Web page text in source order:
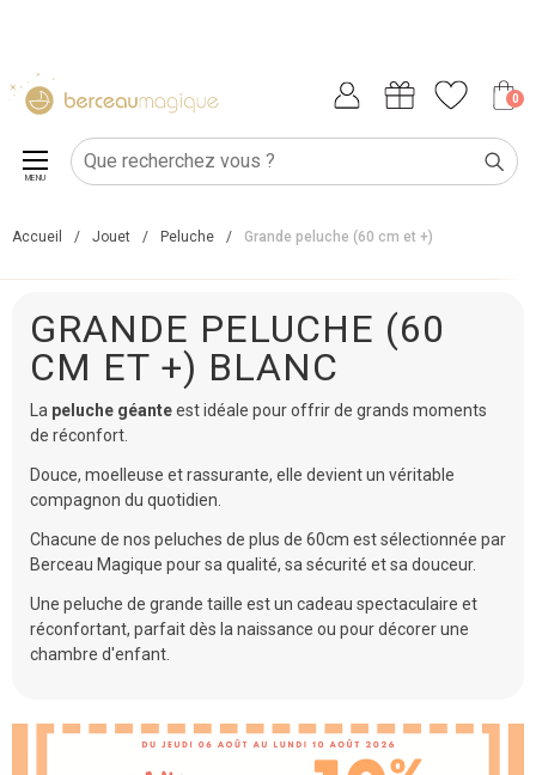
0
MENU
Accueil / Jouet / Peluche / Grande peluche (60 cm et +)
GRANDE PELUCHE (60
CM ET +) BLANC
La peluche géanteest idéale pour offrir de grands moments
de réconfort.
Douce, moelleuse et rassurante, elle devient un véritable
compagnon du quotidien.
Chacune de nos peluches de plus de 60cm est sélectionnée par
Berceau Magique pour sa qualité, sa sécurité et sa douceur.
Une peluche de grande taille est un cadeau spectaculaire et
réconfortant, parfait dès la naissance ou pour décorer une
chambre d'enfant.